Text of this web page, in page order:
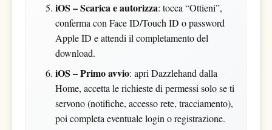
iOS – Scarica e autorizza: tocca “Ottieni”,
conferma con Face ID/Touch ID o password
Apple ID e attendi il completamento del
download.
iOS – Primo avvio: apri Dazzlehand dalla
Home, accetta le richieste di permessi solo se ti
servono (notifiche, accesso rete, tracciamento),
poi completa eventuale login o registrazione.